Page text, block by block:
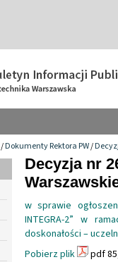
/Dokumenty Rektora PW/
Decyzja nr
w sprawie
INTEGRA-2” w
doskonałości –
Pobierz plik
pdf